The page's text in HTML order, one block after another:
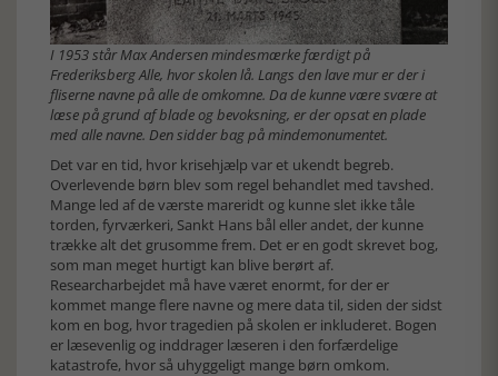
I 1953 står Max Andersen mindesmærke færdigt på
Frederiksberg Alle, hvor skolen lå. Langs den lave mur er der i
fliserne navne på alle de omkomne. Da de kunne være svære at
læse på grund af blade og bevoksning, er der opsat en plade
med alle navne. Den sidder bag på mindemonumentet.
Det var en tid, hvor krisehjælp var et ukendt begreb.
Overlevende børn blev som regel behandlet med tavshed.
Mange led af de værste mareridt og kunne slet ikke tåle
torden, fyrværkeri, Sankt Hans bål eller andet, der kunne
trække alt det grusomme frem. Det er en godt skrevet bog,
som man meget hurtigt kan blive berørt af.
Researcharbejdet må have været enormt, for der er
kommet mange flere navne og mere data til, siden der sidst
kom en bog, hvor tragedien på skolen er inkluderet. Bogen
er læsevenlig og inddrager læseren i den forfærdelige
katastrofe, hvor så uhyggeligt mange børn omkom.